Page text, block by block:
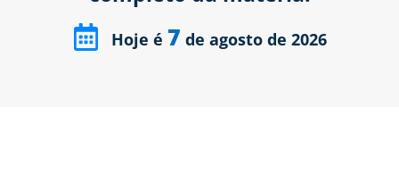
Hoje é 7 de agosto de 2026